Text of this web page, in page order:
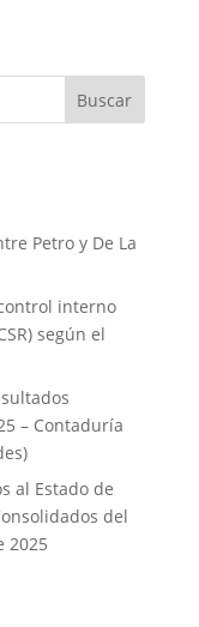
Petro y De La
interno
según el
– Contaduría
al Estado de
del
2025